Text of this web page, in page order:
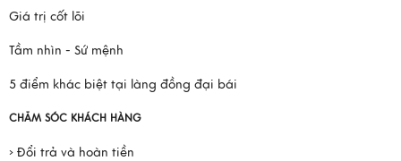
Giá trị cốt lõi
Tầm nhìn - Sứ mệnh
5 điểm khác biệt tại làng đồng đại bái
CHĂM SÓC KHÁCH HÀNG
› Đổi trả và hoàn tiền